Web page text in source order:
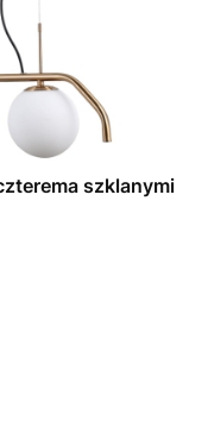
szklanymi